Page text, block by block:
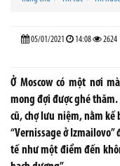
05/01/2021 14:08 2624
Ở Moscow có một nơi
mong đợi được ghé
cũ, chợ lưu niệm, nằm kế
“Vernissage ở Izmailovo”
tế như một điểm đến